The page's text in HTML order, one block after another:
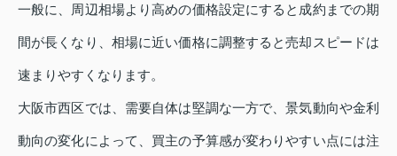
一般に、周辺相場より高めの価格設定にすると成約までの期
間が長くなり、相場に近い価格に調整すると売却スピードは
速まりやすくなります。
大阪市西区では、需要自体は堅調な一方で、景気動向や金利
動向の変化によって、買主の予算感が変わりやすい点には注